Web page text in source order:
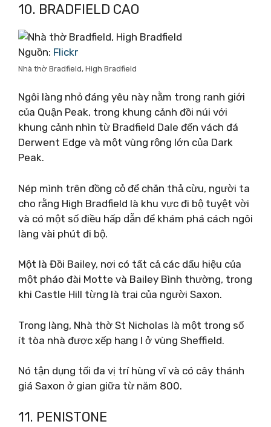
10. BRADFIELD CAO
Nguồn: Flickr
Nhà thờ Bradfield, High Bradfield
Ngôi làng nhỏ đáng yêu này nằm trong ranh giới
của Quận Peak, trong khung cảnh đồi núi với
khung cảnh nhìn từ Bradfield Dale đến vách đá
Derwent Edge và một vùng rộng lớn của Dark
Peak.
Nép mình trên đồng cỏ để chăn thả cừu, người ta
cho rằng High Bradfield là khu vực đi bộ tuyệt vời
và có một số điều hấp dẫn để khám phá cách ngôi
làng vài phút đi bộ.
Một là Đồi Bailey, nơi có tất cả các dấu hiệu của
một pháo đài Motte và Bailey Bình thường, trong
khi Castle Hill từng là trại của người Saxon.
Trong làng, Nhà thờ St Nicholas là một trong số
ít tòa nhà được xếp hạng I ở vùng Sheffield.
Nó tận dụng tối đa vị trí hùng vĩ và có cây thánh
giá Saxon ở gian giữa từ năm 800.
11. PENISTONE